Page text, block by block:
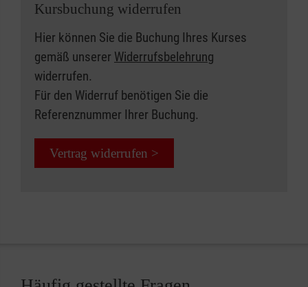
Kursbuchung widerrufen
Hier können Sie die Buchung Ihres Kurses
gemäß unserer Widerrufsbelehrung
widerrufen.
Für den Widerruf benötigen Sie die
Referenznummer Ihrer Buchung.
Vertrag widerrufen >